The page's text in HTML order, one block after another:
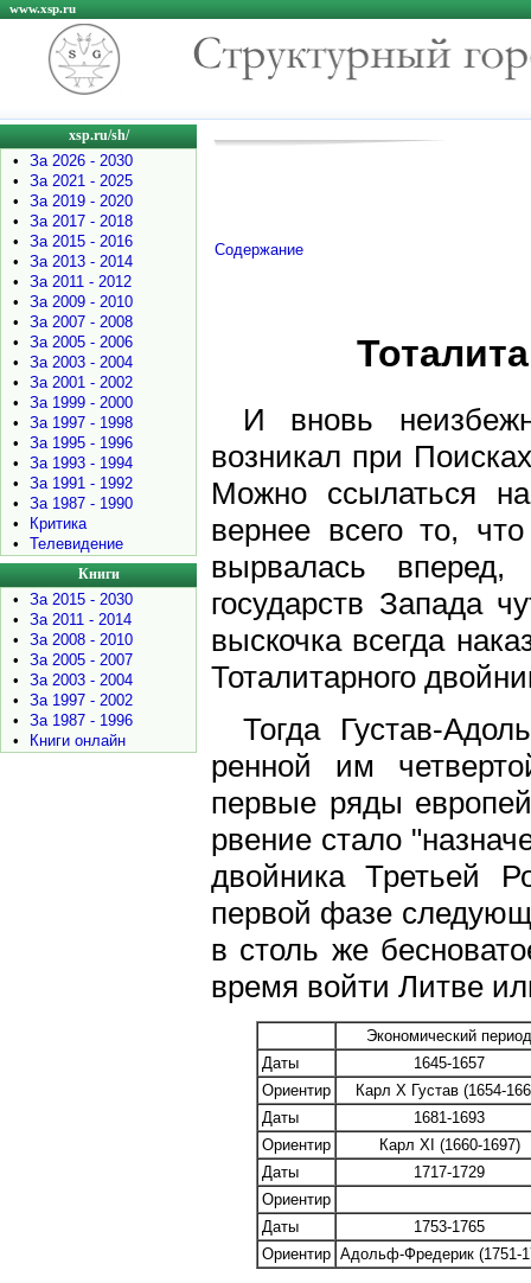
www.xsp.ru
xsp.ru/sh/
•
За 2026 - 2030
•
За 2021 - 2025
•
За 2019 - 2020
•
За 2017 - 2018
•
За 2015 - 2016
•
За 2013 - 2014
•
За 2011 - 2012
•
За 2009 - 2010
•
За 2007 - 2008
•
За 2005 - 2006
•
За 2003 - 2004
•
За 2001 - 2002
•
За 1999 - 2000
•
За 1997 - 1998
•
За 1995 - 1996
•
За 1993 - 1994
•
За 1991 - 1992
•
За 1987 - 1990
•
Критика
•
Телевидение
Книги
•
За 2015 - 2030
•
За 2011 - 2014
•
За 2008 - 2010
•
За 2005 - 2007
•
За 2003 - 2004
•
За 1997 - 2002
•
За 1987 - 1996
•
Книги онлайн
Содержание
И вновь
возникал при
Можно ссылаться
вернее всего то,
вырвалась
государств Запада
выскочка всегда
Тоталитарного
Тогда Густав-
ренной им
первые ряды
рвение стало
двойника Третьей
первой фазе
в столь же
время войти Литве
Экономический период
Даты
1645-1657
Ориентир
Карл X Густав (1654-
Даты
1681-1693
Ориентир
Карл XI (1660-1697)
Даты
1717-1729
Ориентир
Даты
1753-1765
Ориентир Адольф-Фредерик (1751-